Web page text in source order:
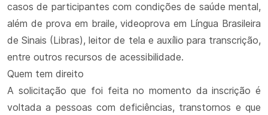
casos de participantes com condições de saúde mental,
além de prova em braile, videoprova em Língua Brasileira
de Sinais (Libras), leitor de tela e auxílio para transcrição,
entre outros recursos de acessibilidade.
Quem tem direito
A solicitação que foi feita no momento da inscrição é
voltada a pessoas com deficiências, transtornos e que